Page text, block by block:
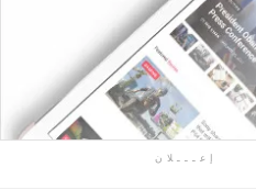
إعـــلان